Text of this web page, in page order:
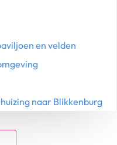
en velden
naar Blikkenburg